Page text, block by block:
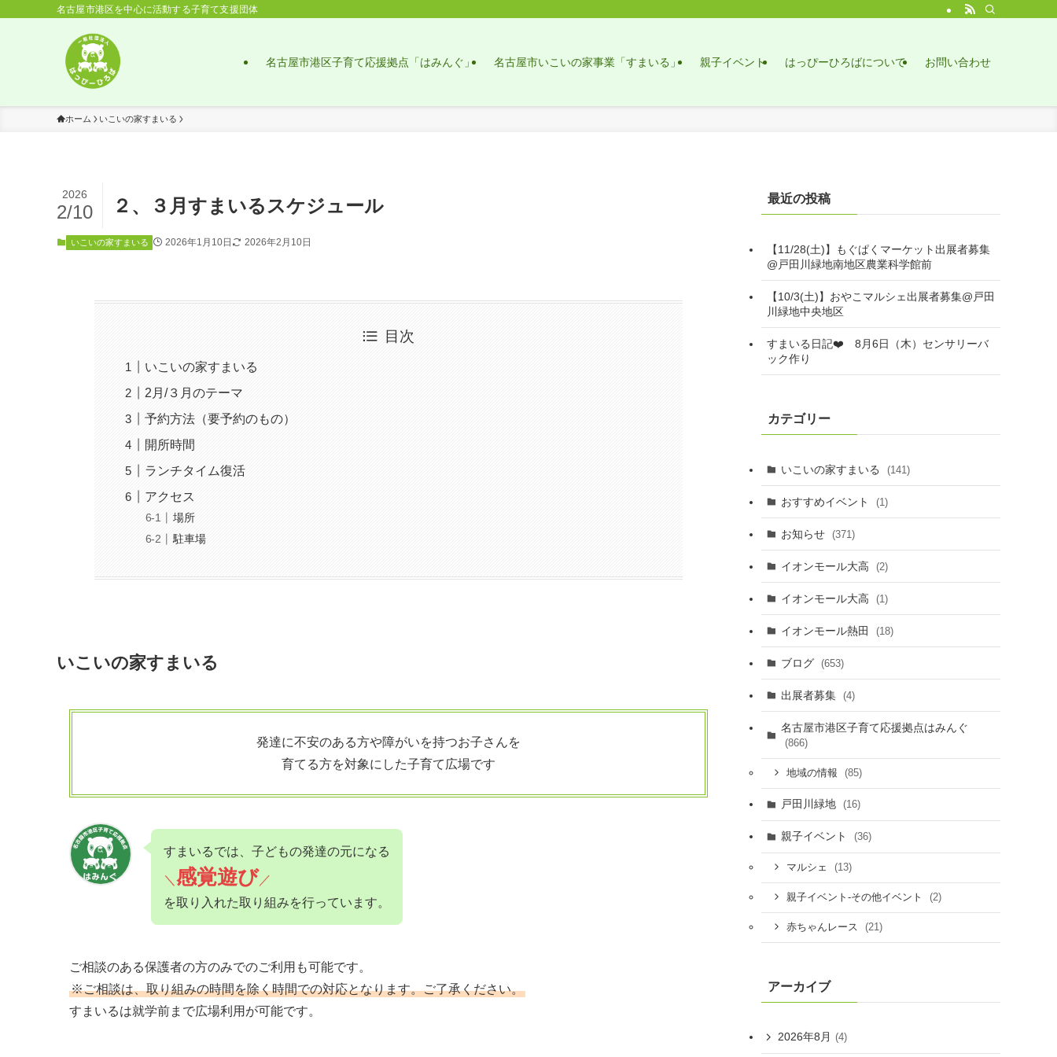
名古屋市港区を中心に活動する子育て支援団体
名古屋市港区子育て応援拠点「はみんぐ」 名古屋市いこいの家事業「すまいる」 親子イベント はっぴーひろばについて お問い合わせ
ホーム いこいの家すまいる
２、３月すまいるスケジュール
2026
2/10
いこいの家すまいる 2026年1月10日 2026年2月10日
目次
いこいの家すまいる
2月/３月のテーマ
予約方法（要予約のもの）
開所時間
ランチタイム復活
アクセス
場所
駐車場
いこいの家すまいる
発達に不安のある方や障がいを持つお子さんを
育てる方を対象にした子育て広場です
すまいるでは、子どもの発達の元になる
＼ 感覚遊び ／
を取り入れた取り組みを行っています。
ご相談のある保護者の方のみでのご利用も可能です。
※ご相談は、取り組みの時間を除く時間での対応となります。ご了承ください。
すまいるは就学前まで広場利用が可能です。
最近の投稿
【11/28(土)】もぐぱくマーケット出展者募集
@戸田川緑地南地区農業科学館前
【10/3(土)】おやこマルシェ出展者募集@戸田
川緑地中央地区
すまいる日記❤️ 8月6日（木）センサリーバ
ック作り
カテゴリー
いこいの家すまいる (141)
おすすめイベント (1)
お知らせ (371)
イオンモール大高 (2)
イオンモール大高 (1)
イオンモール熱田 (18)
ブログ (653)
出展者募集 (4)
名古屋市港区子育て応援拠点はみんぐ
(866)
地域の情報 (85)
戸田川緑地 (16)
親子イベント (36)
マルシェ (13)
親子イベント-その他イベント (2)
赤ちゃんレース (21)
アーカイブ
2026年8月 (4)